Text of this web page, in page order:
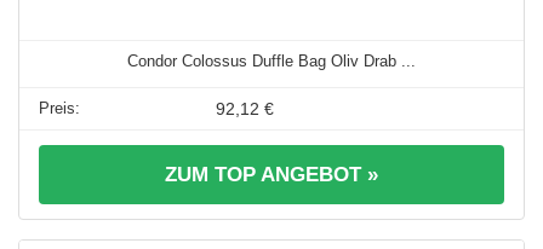
Condor Colossus Duffle Bag Oliv Drab ...
92,12 €
ZUM TOP ANGEBOT »